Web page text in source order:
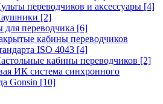
переводчиков и аксессуары [4]
[2]
переводчика [6]
кабины переводчиков
ISO 4043 [4]
кабины переводчиков [2]
ИК система синхронного
Gonsin [10]